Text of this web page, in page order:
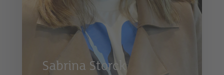
Sabrina Storck